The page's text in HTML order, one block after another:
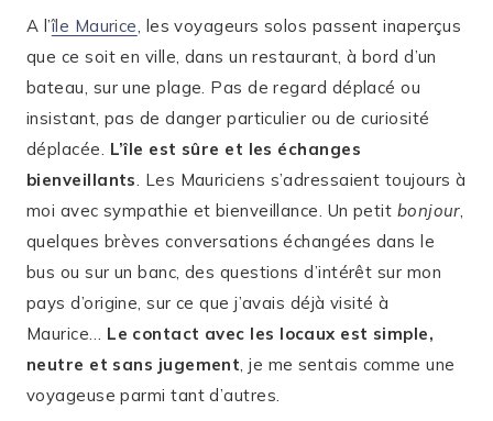
A l’île Maurice , les voyageurs solos passent inaperçus
que ce soit en ville, dans un restaurant, à bord d’un
bateau, sur une plage. Pas de regard déplacé ou
insistant, pas de danger particulier ou de curiosité
déplacée. L’île est sûre et les échanges
bienveillants . Les Mauriciens s’adressaient toujours à
moi avec sympathie et bienveillance. Un petit bonjour,
quelques brèves conversations échangées dans le
bus ou sur un banc, des questions d’intérêt sur mon
pays d’origine, sur ce que j’avais déjà visité à
Maurice… Le contact avec les locaux est simple,
neutre et sans jugement , je me sentais comme une
voyageuse parmi tant d’autres.